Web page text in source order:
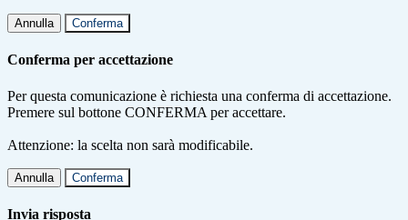
Annulla Conferma
Conferma per accettazione
Per questa comunicazione è richiesta una conferma di accettazione.
Premere sul bottone CONFERMA per accettare.
Attenzione: la scelta non sarà modificabile.
Annulla Conferma
Invia risposta